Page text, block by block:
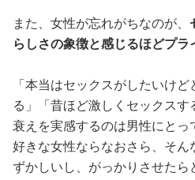
また、女性が忘れがちなのが、
らしさの象徴と感じるほどプラ
「本当はセックスがしたいけ
る」「昔ほど激しくセックス
衰えを実感するのは男性にとっ
好きな女性ならなおさら、そ
ずかしいし、がっかりさせた